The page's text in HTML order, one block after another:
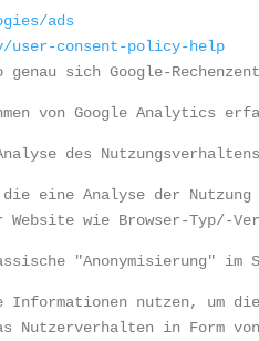
ads
user-consent-policy-help
sich Google-
von Google Analytics
des
eine Analyse der
Website wie Browser-Typ/-
"Anonymisierung" im
nutzen, um
Nutzerverhalten in Form